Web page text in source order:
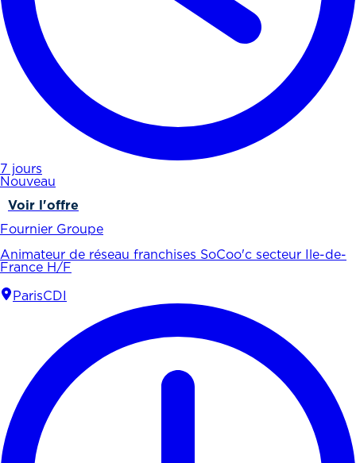
7 jours
Nouveau
Voir l'offre
Fournier Groupe
Animateur de réseau franchises SoCoo'c secteur Ile-de-
France H/F
ParisCDI